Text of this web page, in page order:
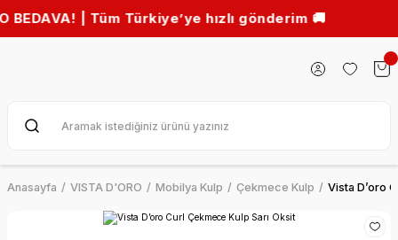
| Tüm Türkiye’ye hızlı gönderim 🚚
Anasayfa VISTA D'ORO Mobilya Kulp Çekmece Kulp Vista D’oro